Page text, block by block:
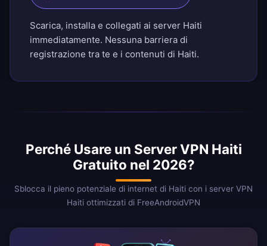
Scarica, installa e collegati ai server Haiti
immediatamente. Nessuna barriera di
registrazione tra te e i contenuti di Haiti.
Perché Usare un Server VPN Haiti
Gratuito nel 2026?
Sblocca il pieno potenziale di internet di Haiti con i server VPN
Haiti ottimizzati di FreeAndroidVPN